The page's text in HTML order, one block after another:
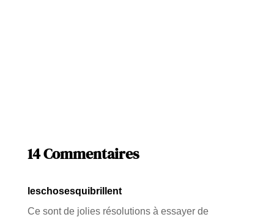
14 Commentaires
leschosesquibrillent
Ce sont de jolies résolutions à essayer de